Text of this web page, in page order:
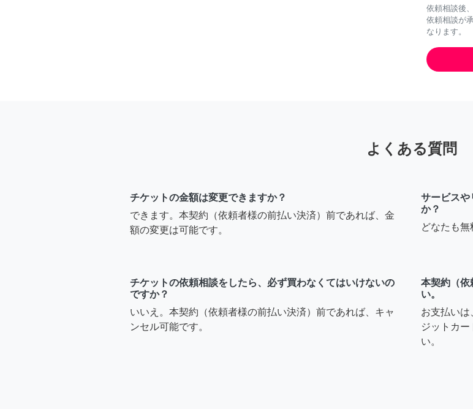
依頼相談後
依頼相談が
なります。
よくある質問
チケットの金額は変更できますか？
できます。本契約（依頼者様の前払い決済）前であれば、金
額の変更は可能です。
サービスや
か？
どなたも無
チケットの依頼相談をしたら、必ず買わなくてはいけないの
ですか？
いいえ。本契約（依頼者様の前払い決済）前であれば、キャ
ンセル可能です。
本契約（依
い。
お支払いは
ジットカ
い。